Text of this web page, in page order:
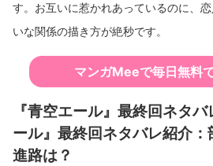
す。お互いに惹かれあっているのに、
いな関係の描き方が絶秒です。
マンガMeeで毎日無料
『青空エール』最終回ネタ
ール』最終回ネタバレ紹介
進路は？